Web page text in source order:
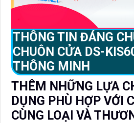
THÔNG TIN ĐÁNG
CHUÔN CỬA DS-
THÔNG MINH
THÊM NHỮNG LỰA
DỤNG PHÙ HỢP VỚI
CÙNG LOẠI VÀ